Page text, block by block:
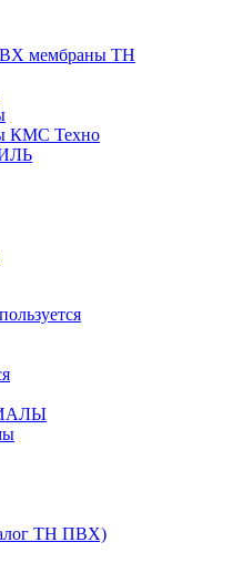
мембраны ТН
КМС Техно
ТН ПВХ)